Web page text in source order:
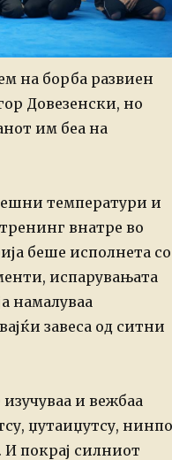
на борба развиен
Довезенски, но
им беа на
температури и
внатре во
беше исполнета со
испарувањата
намалуваа
завеса од ситни
и вежбаа
џутаиџутсу, нинпо
покрај силниот